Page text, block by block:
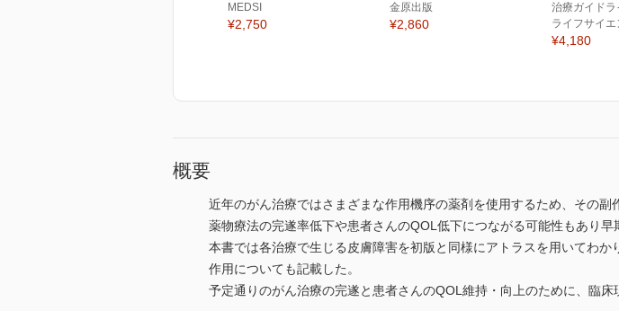
MEDSI
¥2,750
金原出版
¥2,860
治療ガイド
ライフサイエ
¥4,180
概要
近年のがん治療ではさまざまな作用機序の薬剤を使用するため、その
薬物療法の完遂率低下や患者さんのQOL低下につながる可能性もあり早
本書では各治療で生じる皮膚障害を初版と同様にアトラスを用いてわ
作用についても記載した。
予定通りのがん治療の完遂と患者さんのQOL維持・向上のために、臨床